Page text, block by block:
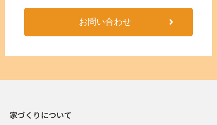
お問い合わせ
家づくりについて